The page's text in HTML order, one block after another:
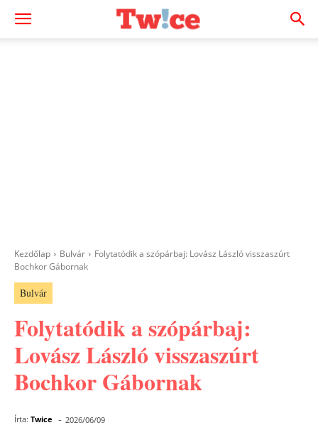
Kezdőlap Bulvár
Folytatódik a szópárbaj: Lovász László visszaszúrt
Bochkor Gábornak
Bulvár
Folytatódik a szópárbaj:
Lovász László visszaszúrt
Bochkor Gábornak
Írta: Twice - 2026/06/09